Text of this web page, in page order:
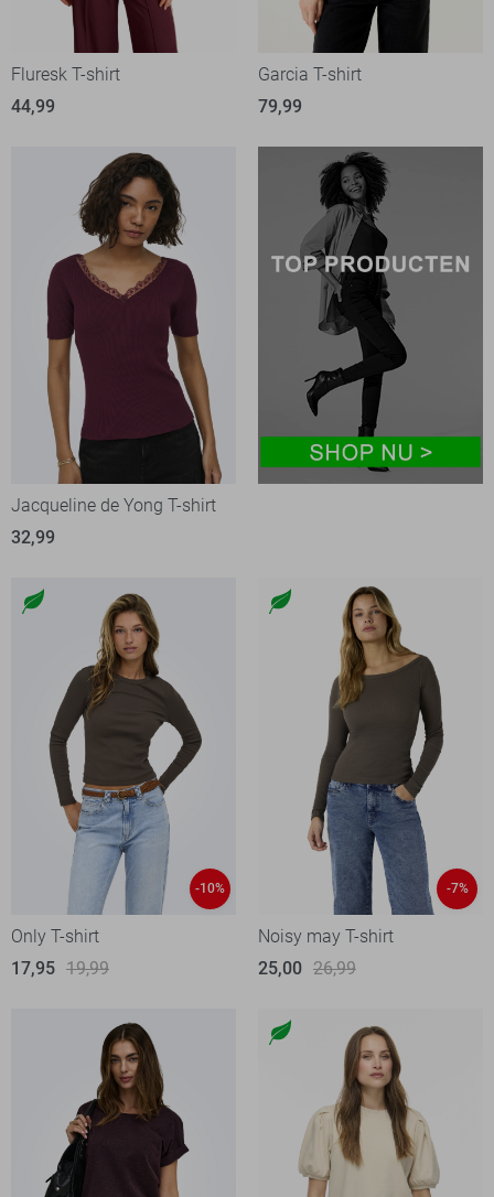
Fluresk T-shirt
44,99
Garcia T-shirt
79,99
Jacqueline de Yong T-shirt
32,99
-10%
Only T-shirt
17,95 19,99
-7%
Noisy may T-shirt
25,00 26,99